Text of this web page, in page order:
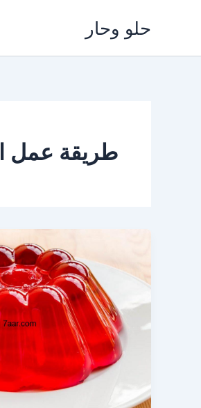
حلو وحار
طريقة عمل